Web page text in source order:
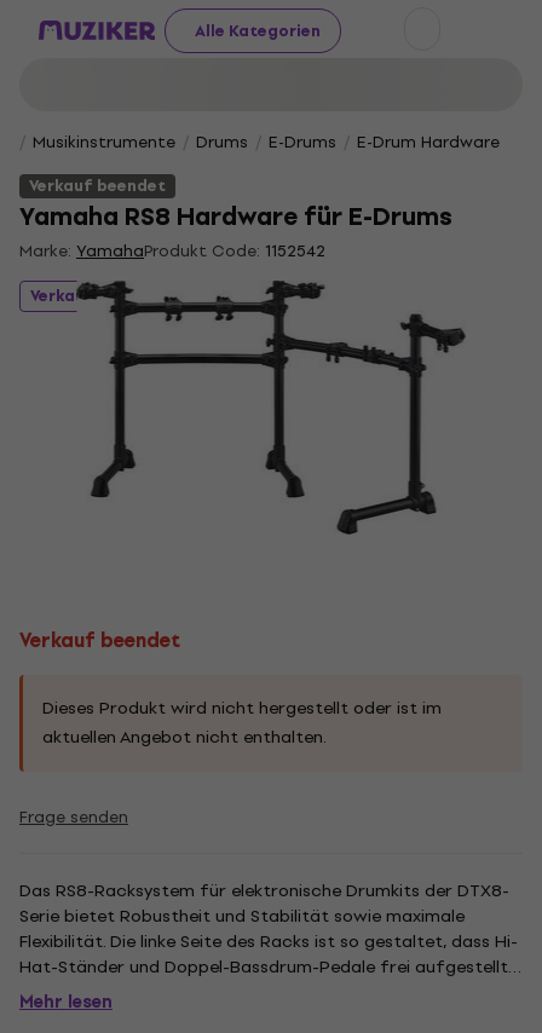
Alle Kategorien
Musikinstrumente Drums E-Drums
E-Drum Hardware
Verkauf beendet
Yamaha RS8 Hardware für E-Drums
Marke: YamahaProdukt Code: 1152542
Verkauf beendet
Verkauf beendet
Dieses Produkt wird nicht hergestellt oder ist im
aktuellen Angebot nicht enthalten.
Frage senden
Das RS8-Racksystem für elektronische Drumkits der DTX8-
Serie bietet Robustheit und Stabilität sowie maximale
Flexibilität. Die linke Seite des Racks ist so gestaltet, dass Hi-
Hat-Ständer und Doppel-Bassdrum-Pedale frei aufgestellt
werden können, was ein völlig stressfreies Auftreten
ermöglicht. Die L-förmigen Beine verbessern die Stabilität
Mehr lesen